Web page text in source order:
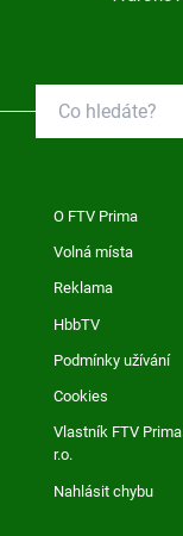
O FTV Prima
Volná místa
Reklama
HbbTV
Podmínky užívání
Cookies
Vlastník FTV
r.o.
Nahlásit chybu